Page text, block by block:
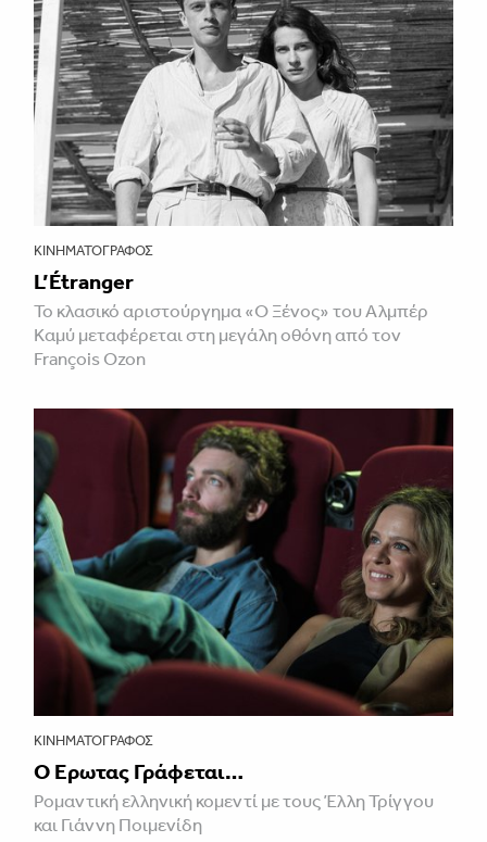
ΚΙΝΗΜΑΤΟΓΡΆΦΟΣ
L’Étranger
Το κλασικό αριστούργημα «Ο Ξένος» του Αλμπέρ
Καμύ μεταφέρεται στη μεγάλη οθόνη από τον
François Ozon
ΚΙΝΗΜΑΤΟΓΡΆΦΟΣ
Ο Έρωτας Γράφεται…
Ρομαντική ελληνική κομεντί με τους Έλλη Τρίγγου
και Γιάννη Ποιμενίδη